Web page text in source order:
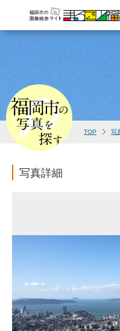
TOP 写
写真詳細